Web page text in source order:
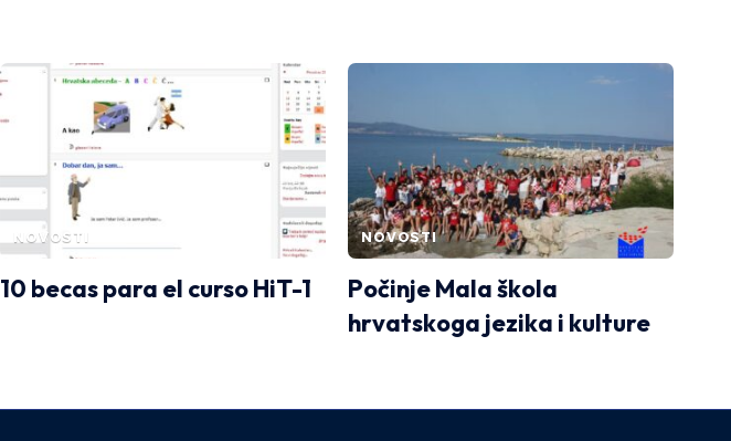
NOVOSTI
10 becas para el curso HiT-1
NOVOSTI
Počinje Mala škola
hrvatskoga jezika i kulture